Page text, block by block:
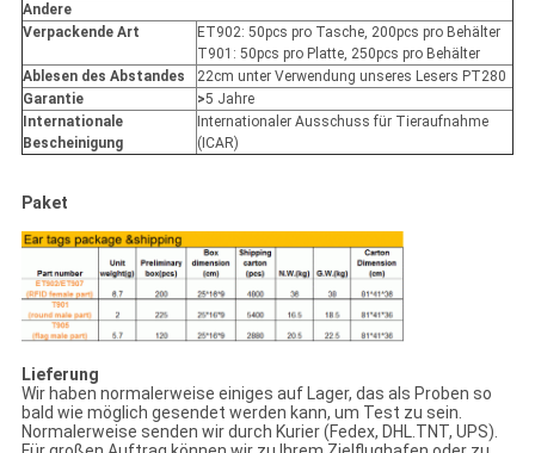
Andere
Verpackende Art
ET902: 50pcs pro Tasche, 200pcs pro Behälter
T901: 50pcs pro Platte, 250pcs pro Behälter
Ablesen des Abstandes
22cm unter Verwendung unseres Lesers PT280
Garantie
>5 Jahre
Internationale
Bescheinigung
Internationaler Ausschuss für Tieraufnahme
(ICAR)
Paket
Lieferung
Wir haben normalerweise einiges auf Lager, das als Proben so
bald wie möglich gesendet werden kann, um Test zu sein.
Normalerweise senden wir durch Kurier (Fedex, DHL.TNT, UPS).